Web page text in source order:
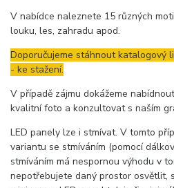
V nabídce naleznete 15 různých
louku, les, zahradu apod.
Doporučujeme stáhnout katalogový
- ke stažení.
V případě zájmu dokážeme
kvalitní foto a konzultovat s naším
LED panely lze i stmívat. V tomto
variantu se stmíváním (pomocí
stmíváním má nespornou výhodu v
nepotřebujete daný prostor osvětlit,